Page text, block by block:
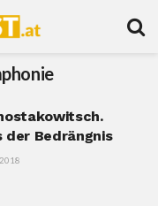
der Bedrängnis